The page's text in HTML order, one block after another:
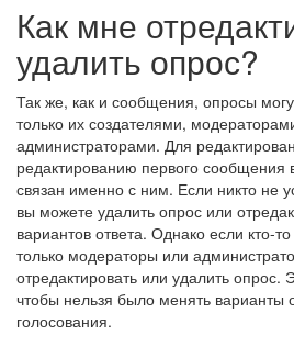
Как мне
удалить опрос?
Так же, как и сообщения, опросы
только их создателями,
администраторами. Для
редактированию первого сообщения
связан именно с ним. Если никто не
вы можете удалить опрос или
вариантов ответа. Однако если кто-
только модераторы или
отредактировать или удалить опрос.
чтобы нельзя было менять варианты
голосования.